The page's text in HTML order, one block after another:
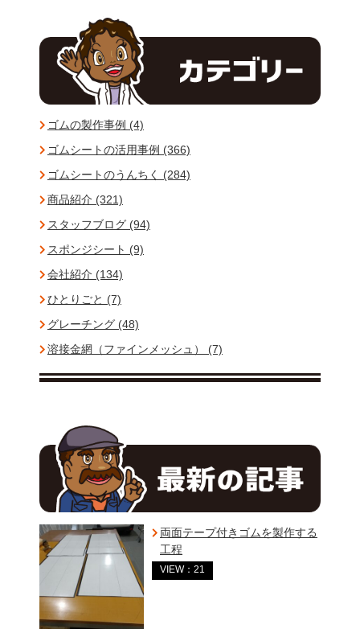
ゴムの製作事例 (4)
ゴムシートの活用事例 (366)
ゴムシートのうんちく (284)
商品紹介 (321)
スタッフブログ (94)
スポンジシート (9)
会社紹介 (134)
ひとりごと (7)
グレーチング (48)
溶接金網（ファインメッシュ） (7)
両面テープ付きゴムを製作する
工程
VIEW：21